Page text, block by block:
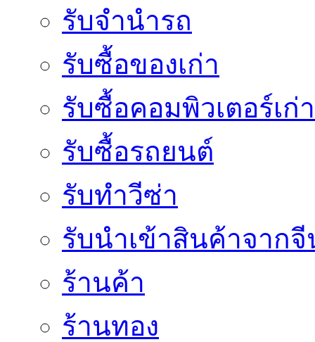
รับจำนำรถ
รับซื้อของเก่า
รับซื้อคอมพิวเตอร์เก่า
รับซื้อรถยนต์
รับทำวีซ่า
รับนำเข้าสินค้าจากจี
ร้านค้า
ร้านทอง